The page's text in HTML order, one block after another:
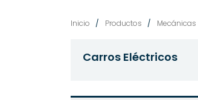
Inicio Productos Mecánicas
Carros Eléctricos